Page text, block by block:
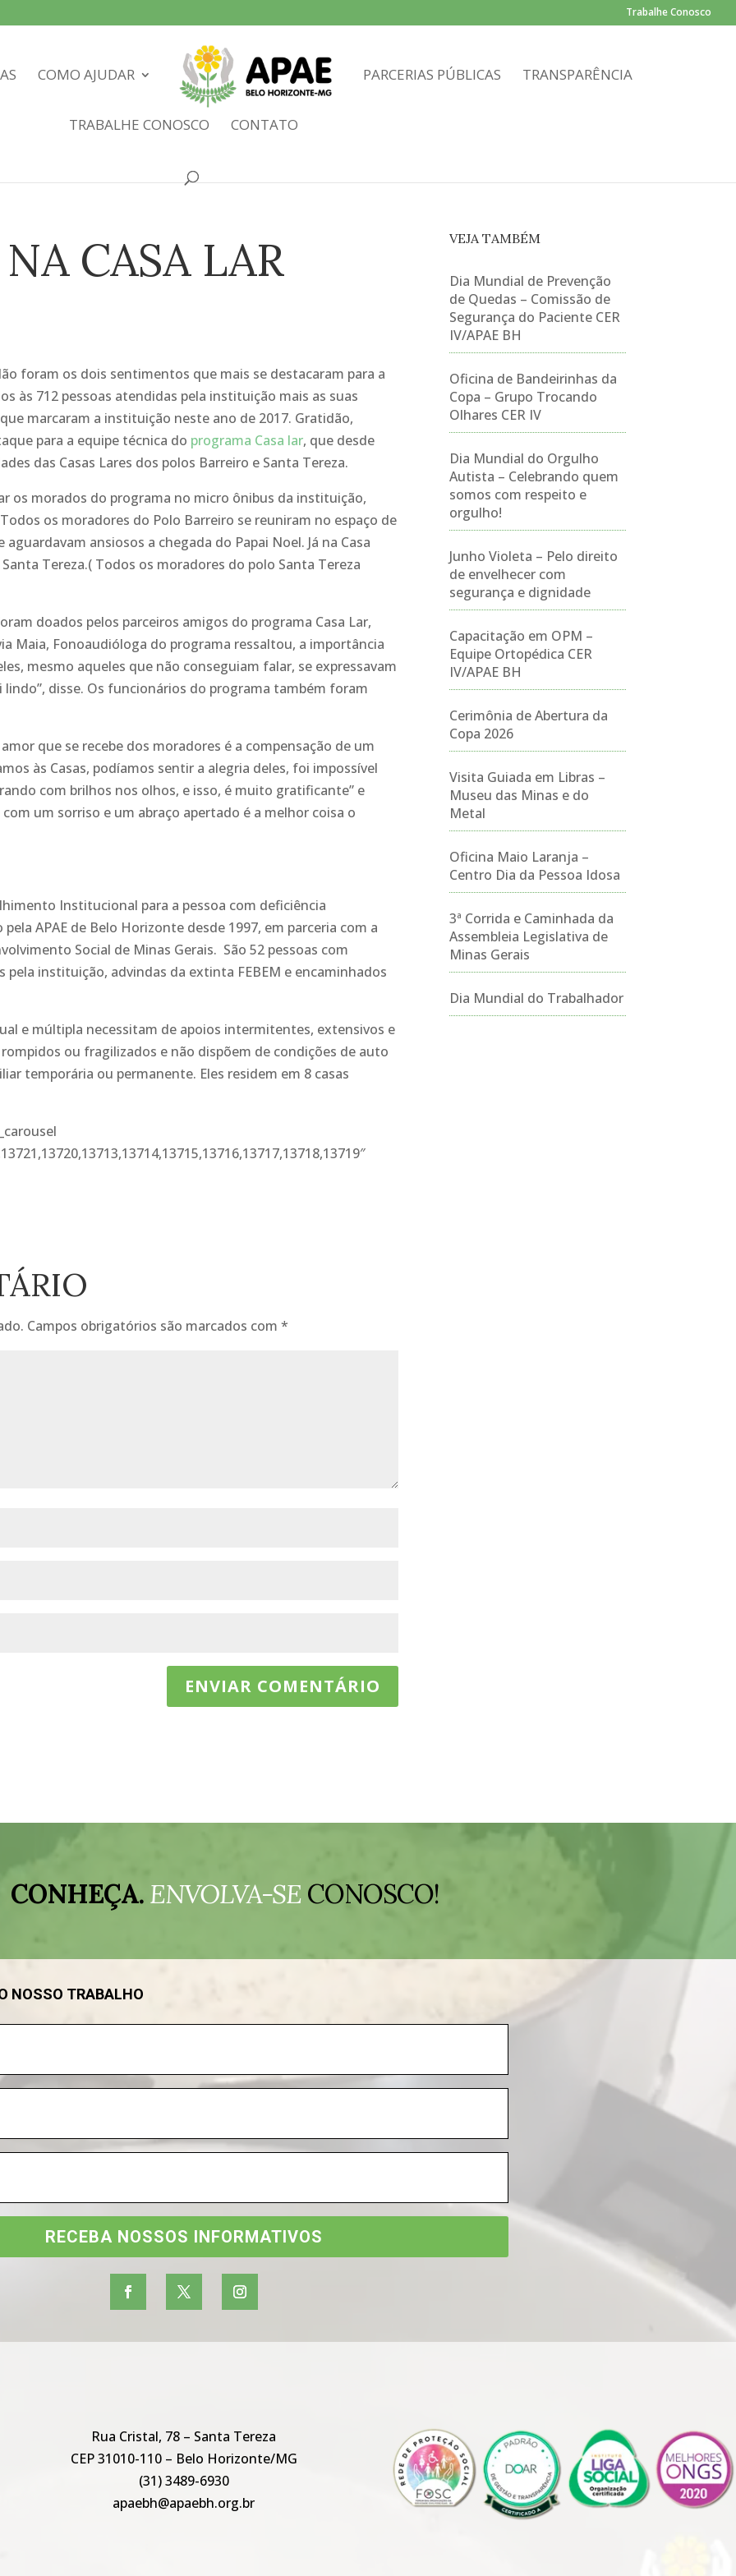
Trabalhe Conosco
COMO AJUDAR PARCERIAS PÚBLICAS TRANSPARÊNCIA
TRABALHE CONOSCO CONTATO
CASA LAR
foram os dois sentimentos que mais se destacaram para a
às 712 pessoas atendidas pela instituição mais as suas
marcaram a instituição neste ano de 2017. Gratidão,
para a equipe técnica do programa Casa lar, que desde
das Casas Lares dos polos Barreiro e Santa Tereza.
os morados do programa no micro ônibus da instituição,
os moradores do Polo Barreiro se reuniram no espaço de
ansiosos a chegada do Papai Noel. Já na Casa
Tereza.( Todos os moradores do polo Santa Tereza
doados pelos parceiros amigos do programa Casa Lar,
Maia, Fonoaudióloga do programa ressaltou, a importância
mesmo aqueles que não conseguiam falar, se expressavam
disse. Os funcionários do programa também foram
que se recebe dos moradores é a compensação de um
às Casas, podíamos sentir a alegria deles, foi impossível
com brilhos nos olhos, e isso, é muito gratificante” e
um sorriso e um abraço apertado é a melhor coisa o
Institucional para a pessoa com deficiência
APAE de Belo Horizonte desde 1997, em parceria com a
Social de Minas Gerais. São 52 pessoas com
instituição, advindas da extinta FEBEM e encaminhados
e múltipla necessitam de apoios intermitentes, extensivos e
ou fragilizados e não dispõem de condições de auto
temporária ou permanente. Eles residem em 8 casas
Campos obrigatórios são marcados com*
VEJA TAMBÉM
Dia Mundial de Prevenção
de Quedas – Comissão de
Segurança do Paciente CER
IV/APAE BH
Oficina de Bandeirinhas da
Copa – Grupo Trocando
Olhares CER IV
Dia Mundial do Orgulho
Autista – Celebrando quem
somos com respeito e
orgulho!
Junho Violeta – Pelo direito
de envelhecer com
segurança e dignidade
Capacitação em OPM –
Equipe Ortopédica CER
IV/APAE BH
Cerimônia de Abertura da
Copa 2026
Visita Guiada em Libras –
Museu das Minas e do
Metal
Oficina Maio Laranja –
Centro Dia da Pessoa Idosa
3ª Corrida e Caminhada da
Assembleia Legislativa de
Minas Gerais
Dia Mundial do Trabalhador
CONHEÇA.ENVOLVA-SE CONOSCO!
NOSSO TRABALHO
RECEBA NOSSOS INFORMATIVOS
Rua Cristal, 78 – Santa Tereza
CEP 31010-110 – Belo Horizonte/MG
(31) 3489-6930
apaebh@apaebh.org.br